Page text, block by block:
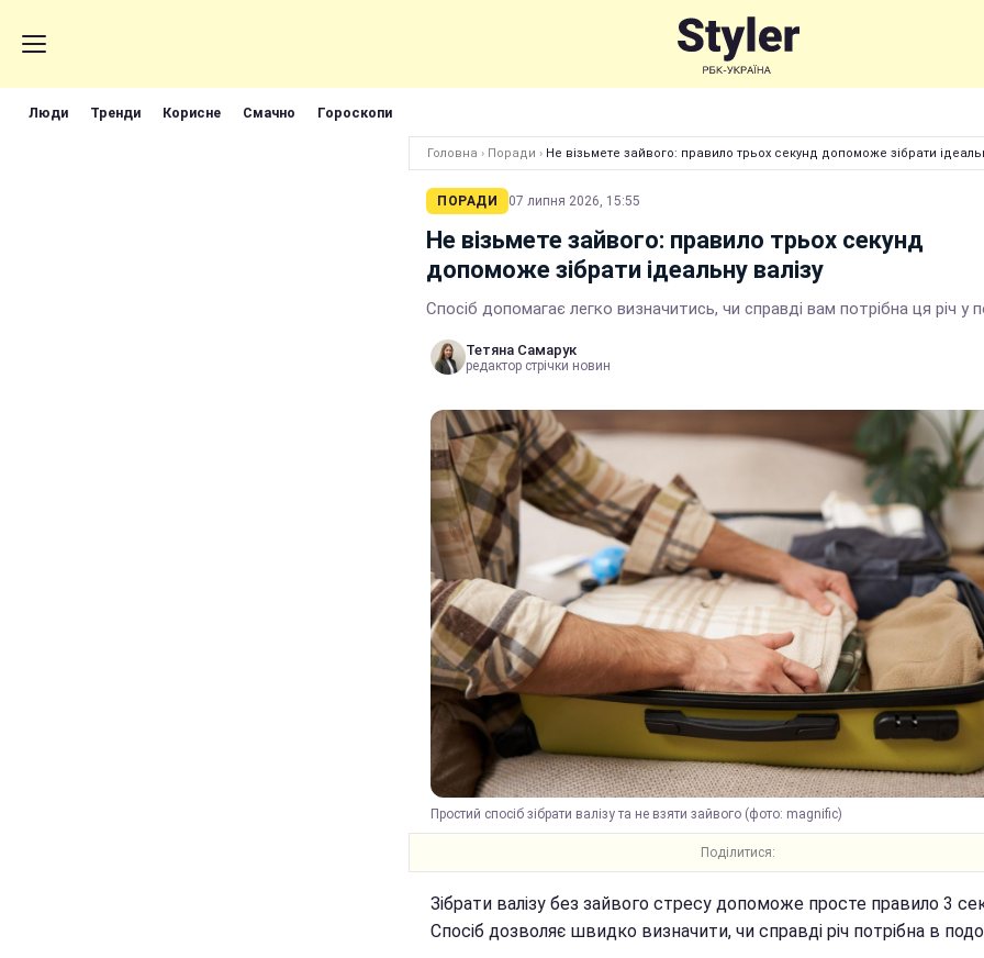
Люди Тренди Корисне Смачно Гороскопи
Головна › Поради › Не візьмете зайвого: правило трьох секунд допоможе зібрати
ПОРАДИ 07 липня 2026, 15:55
Не візьмете зайвого: правило трьох секунд
допоможе зібрати ідеальну валізу
Спосіб допомагає легко визначитись, чи справді вам потрібна ця річ у
Тетяна Самарук
редактор стрічки новин
Простий спосіб зібрати валізу та не взяти зайвого (фото: magnific)
Поділитися:
Зібрати валізу без зайвого стресу допоможе просте правило 3
Спосіб дозволяє швидко визначити, чи справді річ потрібна в